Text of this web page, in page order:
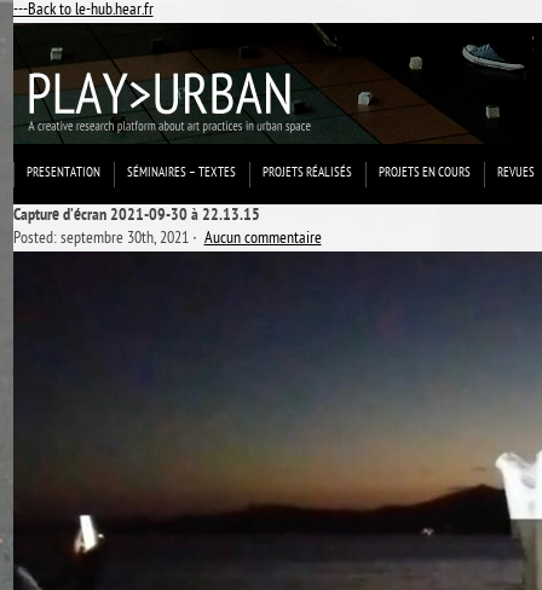
---Back to le-hub.hear.fr
PRESENTATION SÉMINAIRES – TEXTES PROJETS RÉALISÉS PROJETS EN COURS REVUES
Capture d’écran 2021-09-30 à 22.13.15
Posted: septembre 30th, 2021 ˑAucun commentaire